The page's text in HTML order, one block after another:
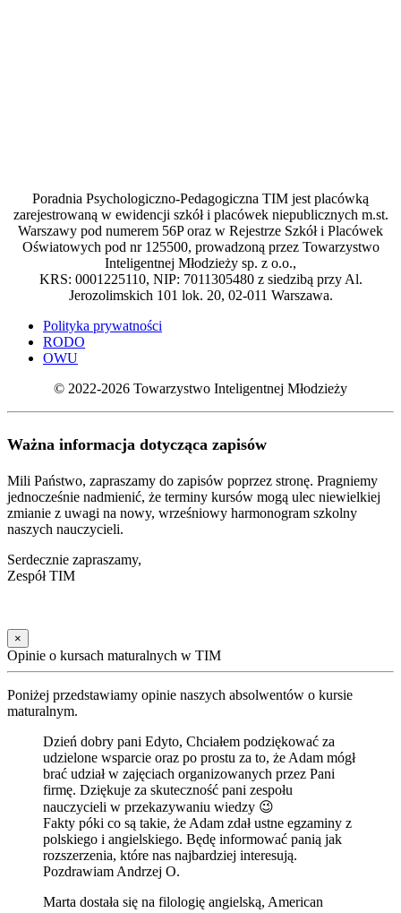
Poradnia Psychologiczno-Pedagogiczna TIM jest placówką
zarejestrowaną w ewidencji szkół i placówek niepublicznych m.st.
Warszawy pod numerem 56P oraz w Rejestrze Szkół i Placówek
Oświatowych pod nr 125500, prowadzoną przez Towarzystwo
Inteligentnej Młodzieży sp. z o.o.,
KRS: 0001225110, NIP: 7011305480 z siedzibą przy Al.
Jerozolimskich 101 lok. 20, 02-011 Warszawa.
Polityka prywatności
RODO
OWU
© 2022-2026 Towarzystwo Inteligentnej Młodzieży
Ważna informacja dotycząca zapisów
Mili Państwo, zapraszamy do zapisów poprzez stronę. Pragniemy
jednocześnie nadmienić, że terminy kursów mogą ulec niewielkiej
zmianie z uwagi na nowy, wrześniowy harmonogram szkolny
naszych nauczycieli.
Serdecznie zapraszamy,
Zespół TIM
×
Opinie o kursach maturalnych w TIM
Poniżej przedstawiamy opinie naszych absolwentów o kursie
maturalnym.
Dzień dobry pani Edyto, Chciałem podziękować za
udzielone wsparcie oraz po prostu za to, że Adam mógł
brać udział w zajęciach organizowanych przez Pani
firmę. Dziękuje za skuteczność pani zespołu
nauczycieli w przekazywaniu wiedzy 😉
Fakty póki co są takie, że Adam zdał ustne egzaminy z
polskiego i angielskiego. Będę informować panią jak
rozszerzenia, które nas najbardziej interesują.
Pozdrawiam Andrzej O.
Marta dostała się na filologię angielską, American